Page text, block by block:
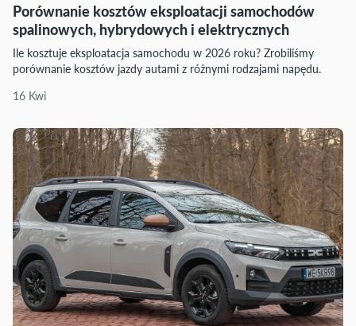
Porównanie kosztów eksploatacji samochodów
spalinowych, hybrydowych i elektrycznych
Ile kosztuje eksploatacja samochodu w 2026 roku? Zrobiliśmy
porównanie kosztów jazdy autami z różnymi rodzajami napędu.
16 Kwi